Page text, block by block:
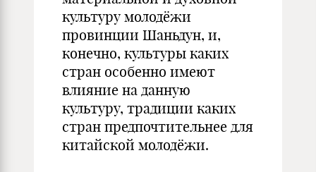
культуру молодёжи
провинции Шаньдун, и,
конечно, культуры каких
стран особенно имеют
влияние на данную
культуру, традиции каких
стран предпочтительнее для
китайской молодёжи.